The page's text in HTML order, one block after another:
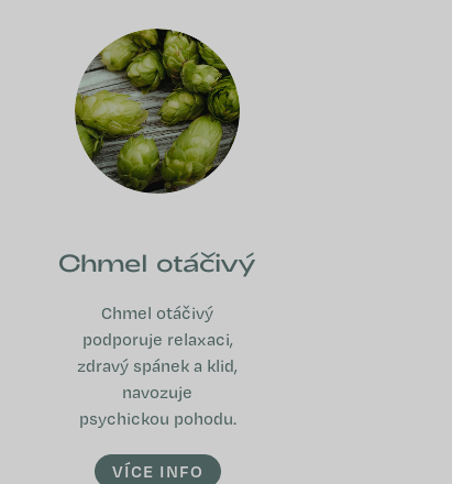
Chmel otáčivý
Chmel otáčivý
podporuje relaxaci,
zdravý spánek a klid,
navozuje
psychickou pohodu.
VÍCE INFO